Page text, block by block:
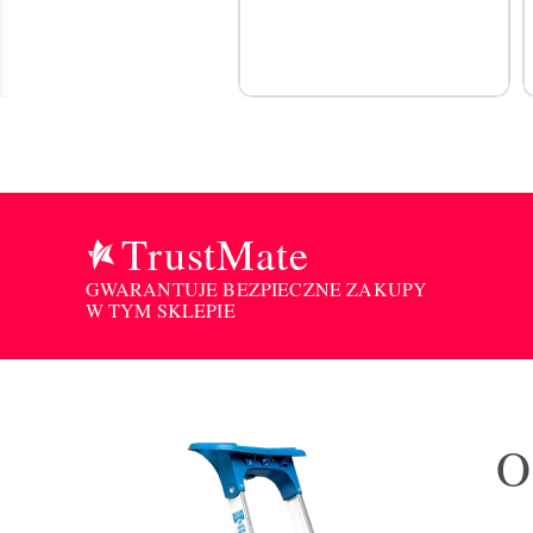
TrustMate
GWARANTUJE BEZPIECZNE ZAKUPY
W TYM SKLEPIE